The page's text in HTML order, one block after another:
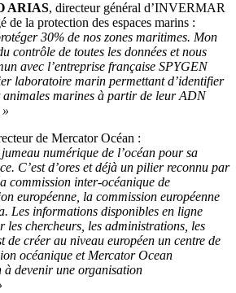
ARIAS, directeur général d’INVERMAR
de la protection des espaces marins :
30% de nos zones maritimes. Mon
contrôle de toutes les données et nous
avec l’entreprise française SPYGEN
laboratoire marin permettant d’identifier
animales marines à partir de leur ADN
de Mercator Océan :
numérique de l’océan pour sa
C’est d’ores et déjà un pilier reconnu par
commission inter-océanique de
européenne, la commission européenne
Les informations disponibles en ligne
les chercheurs, les administrations, les
de créer au niveau européen un centre de
océanique et Mercator Ocean
devenir une organisation